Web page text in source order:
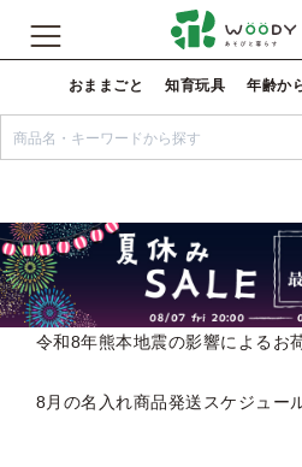
おままごと 知育玩具 年齢か
令和8年熊本地震の影響によるお
8月の名入れ商品発送スケジュー